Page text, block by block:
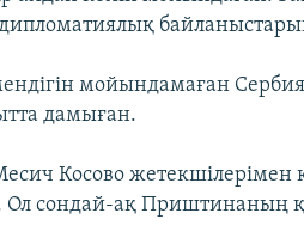
мойындамаған
дамыған.
Косово жетекшілерімен
Ол сондай-ақ Приштинаның